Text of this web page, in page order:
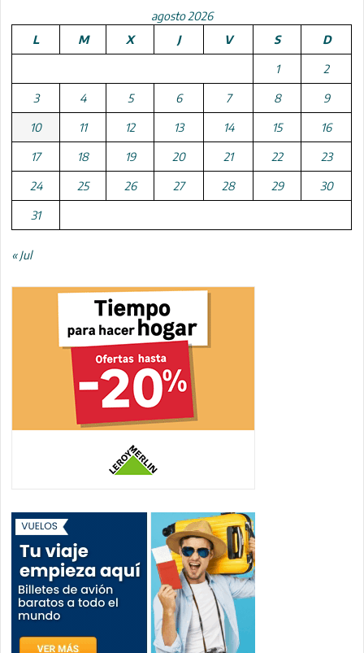
agosto 2026
L
M X J V S D
1 2
3 4 5 6 7 8 9
10 11 12 13 14 15 16
17 18 19 20 21 22 23
24 25 26 27 28 29 30
31
« Jul